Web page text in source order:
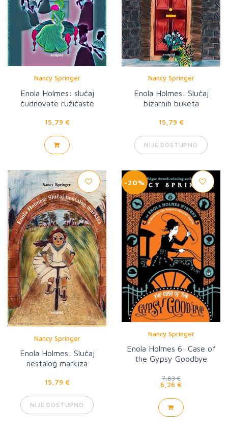
Nancy Springer
Enola Holmes: slučaj
čudnovate ružičaste
15,79 €
Nancy Springer
Enola Holmes: Slučaj
bizarnih buketa
15,79 €
NIJE DOSTUPNO
Nancy Springer
Enola Holmes: Slučaj
nestalog markiza
15,79 €
NIJE DOSTUPNO
-20%
Nancy Springer
Enola Holmes 6: Case of
the Gypsy Goodbye
7,83 €
6,26 €